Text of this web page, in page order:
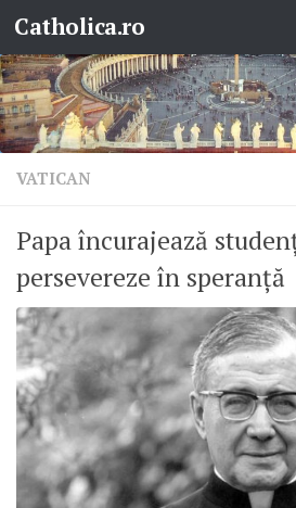
Skip to content
Catholica.ro
VATICAN
Papa încurajează
persevereze în speranță